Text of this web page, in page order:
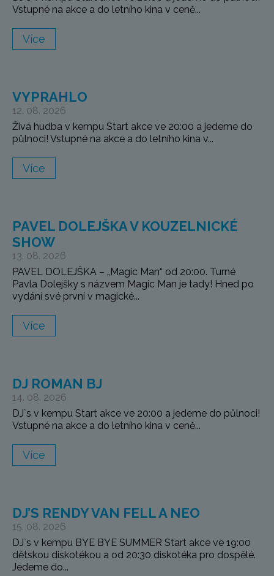
Vstupné na akce a do letního kina v ceně...
Více
VYPRAHLO
12. 08. 2026
Živá hudba v kempu Start akce ve 20:00 a jedeme do
půlnoci! Vstupné na akce a do letního kina v...
Více
PAVEL DOLEJŠKA V KOUZELNICKÉ
SHOW
13. 08. 2026
PAVEL DOLEJŠKA – „Magic Man“ od 20:00. Turné
Pavla Dolejšky s názvem Magic Man je tady! Hned po
vydání své první v magické...
Více
DJ ROMAN BJ
14. 08. 2026
DJ`s v kempu Start akce ve 20:00 a jedeme do půlnoci!
Vstupné na akce a do letního kina v ceně...
Více
DJ’S RENDY VAN FELL A NEO
15. 08. 2026
DJ`s v kempu BYE BYE SUMMER Start akce ve 19:00
dětskou diskotékou a od 20:30 diskotéka pro dospělé.
Jedeme do...